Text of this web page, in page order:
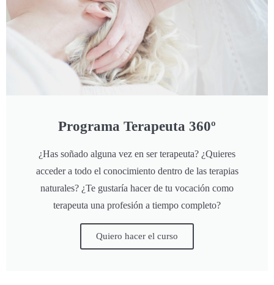
Programa Terapeuta 360º
¿Has soñado alguna vez en ser terapeuta? ¿Quieres
acceder a todo el conocimiento dentro de las terapias
naturales? ¿Te gustaría hacer de tu vocación como
terapeuta una profesión a tiempo completo?
Quiero hacer el curso